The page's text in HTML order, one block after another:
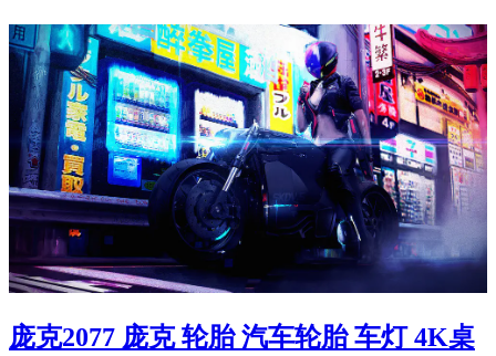
庞克2077 庞克 轮胎 汽车轮胎 车灯 4K桌